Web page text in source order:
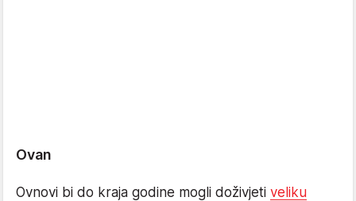
Ovan
Ovnovi bi do kraja godine mogli doživjeti veliku